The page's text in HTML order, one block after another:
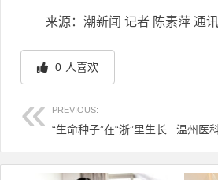
来源：潮新闻 记者 陈素萍 通
0 人喜欢
PREVIOUS:
“生命种子”在“浙”里生长
文章导航